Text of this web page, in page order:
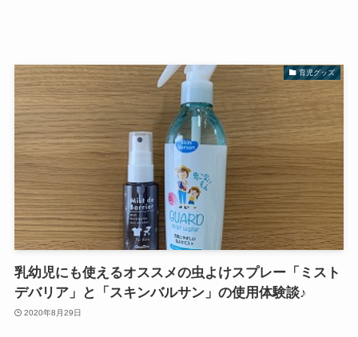
育児グッズ
乳幼児にも使えるオススメの虫よけスプレー「ミスト
デバリア」と「スキンバルサン」の使用体験談♪
2020年8月29日